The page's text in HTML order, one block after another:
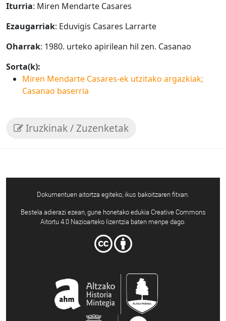
Iturria: Miren Mendarte Casares
Ezaugarriak: Eduvigis Casares Larrarte
Oharrak: 1980. urteko apirilean hil zen. Casanao
Sorta(k):
Miren Mendarte Casares-ek utzitako argazkiak;
Casanao baserria
Iruzkinak / Zuzenketak
Dokumentuen aitortza egiteko, ikus bakoitzaren fitxan.
Bestela adierazi ezean, gune honetako edukia Creative Commons
Aitortu 4.0 Nazioarteko lizentzia baten menpe dago.